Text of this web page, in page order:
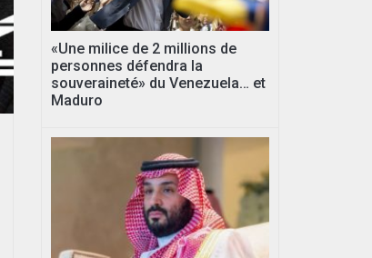
«Une milice de 2 millions de
personnes défendra la
souveraineté» du Venezuela… et
Maduro